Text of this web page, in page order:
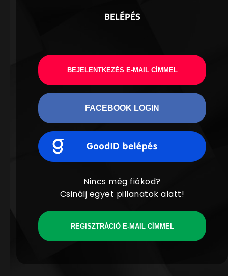
BELÉPÉS
BEJELENTKEZÉS E-MAIL CÍMMEL
FACEBOOK LOGIN
Nincs még fiókod?
Csinálj egyet pillanatok alatt!
REGISZTRÁCIÓ E-MAIL CÍMMEL